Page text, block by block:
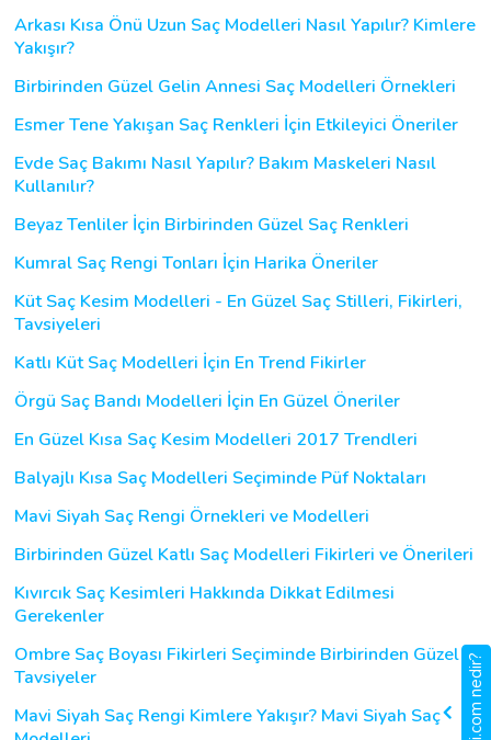
Arkası Kısa Önü Uzun Saç Modelleri Nasıl Yapılır? Kimlere
Yakışır?
Birbirinden Güzel Gelin Annesi Saç Modelleri Örnekleri
Esmer Tene Yakışan Saç Renkleri İçin Etkileyici Öneriler
Evde Saç Bakımı Nasıl Yapılır? Bakım Maskeleri Nasıl
Kullanılır?
Beyaz Tenliler İçin Birbirinden Güzel Saç Renkleri
Kumral Saç Rengi Tonları İçin Harika Öneriler
Küt Saç Kesim Modelleri - En Güzel Saç Stilleri, Fikirleri,
Tavsiyeleri
Katlı Küt Saç Modelleri İçin En Trend Fikirler
Örgü Saç Bandı Modelleri İçin En Güzel Öneriler
En Güzel Kısa Saç Kesim Modelleri 2017 Trendleri
Balyajlı Kısa Saç Modelleri Seçiminde Püf Noktaları
Mavi Siyah Saç Rengi Örnekleri ve Modelleri
Birbirinden Güzel Katlı Saç Modelleri Fikirleri ve Önerileri
Kıvırcık Saç Kesimleri Hakkında Dikkat Edilmesi
Gerekenler
Ombre Saç Boyası Fikirleri Seçiminde Birbirinden Güzel
Tavsiyeler
Mavi Siyah Saç Rengi Kimlere Yakışır? Mavi Siyah Saç
gigbi.com nedir?